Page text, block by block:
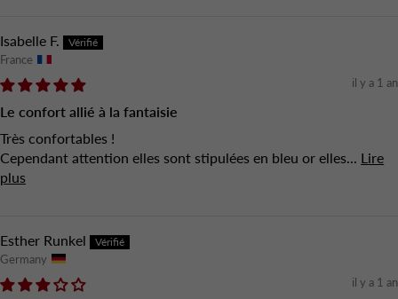
Isabelle F.
France
il y a 1 an
Le confort allié à la fantaisie
Très confortables !
Cependant attention elles sont stipulées en bleu or elles... Lire
plus
Esther Runkel
Germany
il y a 1 an